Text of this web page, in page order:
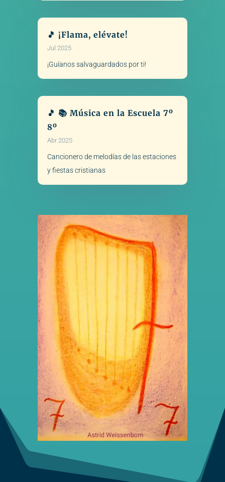
🎵 ¡Flama, elévate!
Jul 2025
¡Guíanos salvaguardados por ti!
🎵 📚 Música en la Escuela 7º
8º
Abr 2025
Cancionero de melodías de las estaciones
y fiestas cristianas